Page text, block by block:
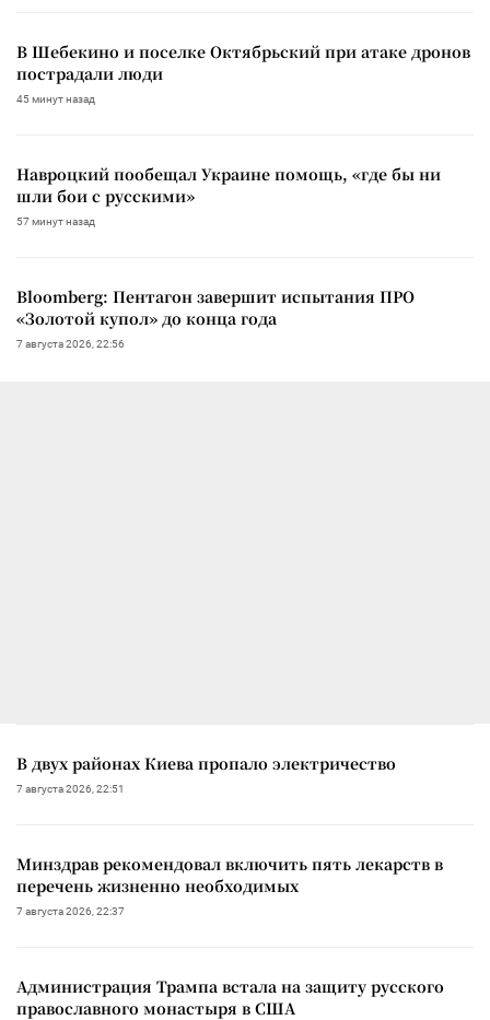
В Шебекино и поселке Октябрьский при атаке дронов
пострадали люди
45 минут назад
Навроцкий пообещал Украине помощь, «где бы ни
шли бои с русскими»
57 минут назад
Bloomberg: Пентагон завершит испытания ПРО
«Золотой купол» до конца года
7 августа 2026, 22:56
В двух районах Киева пропало электричество
7 августа 2026, 22:51
Минздрав рекомендовал включить пять лекарств в
перечень жизненно необходимых
7 августа 2026, 22:37
Администрация Трампа встала на защиту русского
православного монастыря в США